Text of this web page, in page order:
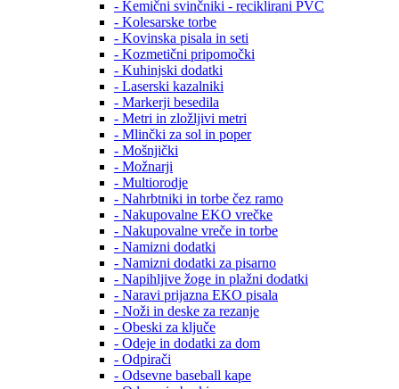
- Kemični svinčniki - reciklirani PVC
- Kolesarske torbe
- Kovinska pisala in seti
- Kozmetični pripomočki
- Kuhinjski dodatki
- Laserski kazalniki
- Markerji besedila
- Metri in zložljivi metri
- Mlinčki za sol in poper
- Mošnjički
- Možnarji
- Multiorodje
- Nahrbtniki in torbe čez ramo
- Nakupovalne EKO vrečke
- Nakupovalne vreče in torbe
- Namizni dodatki
- Namizni dodatki za pisarno
- Napihljive žoge in plažni dodatki
- Naravi prijazna EKO pisala
- Noži in deske za rezanje
- Obeski za ključe
- Odeje in dodatki za dom
- Odpirači
- Odsevne baseball kape